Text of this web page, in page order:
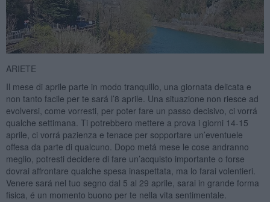
ARIETE
Il mese di aprile parte in modo tranquillo, una giornata delicata e
non tanto facile per te sará l’8 aprile. Una situazione non riesce ad
evolversi, come vorresti, per poter fare un passo decisivo, ci vorrá
qualche settimana. Ti potrebbero mettere a prova i giorni 14-15
aprile, ci vorrá pazienza e tenace per sopportare un’eventuele
offesa da parte di qualcuno. Dopo metá mese le cose andranno
meglio, potresti decidere di fare un’acquisto importante o forse
dovrai affrontare qualche spesa inaspettata, ma lo farai volentieri.
Venere sará nel tuo segno dal 5 al 29 aprile, sarai in grande forma
fisica, é un momento buono per te nella vita sentimentale.